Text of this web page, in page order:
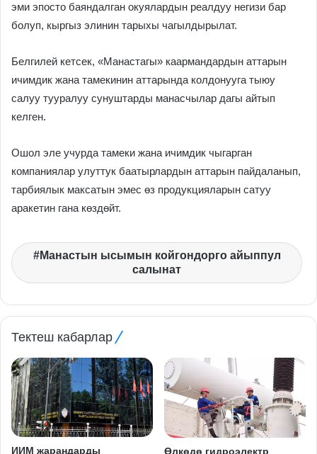
эми эпосто баяндалган окуялардын реалдуу негизи бар
болуп, кыргыз элинин тарыхы чагылдырылат.
Белгилей кетсек, «Манастагы» каармандардын аттарын
ичимдик жана тамекинин аттарында колдонууга тыюу
салуу тууралуу сунуштарды манасчылар дагы айтып
келген.
Ошол эле учурда тамеки жана ичимдик чыгарган
компаниялар улуттук баатырлардын аттарын пайдаланып,
тарбиялык максатын эмес өз продукцияларын сатуу
аракетин гана көздөйт.
Манастын ысымын койгондорго айыппул
салынат
Тектеш кабарлар
ИИМ жарандарды
Өлкөдө гидроэлектр